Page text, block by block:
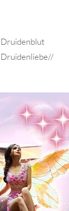
Druidenblut
Druidenliebe//